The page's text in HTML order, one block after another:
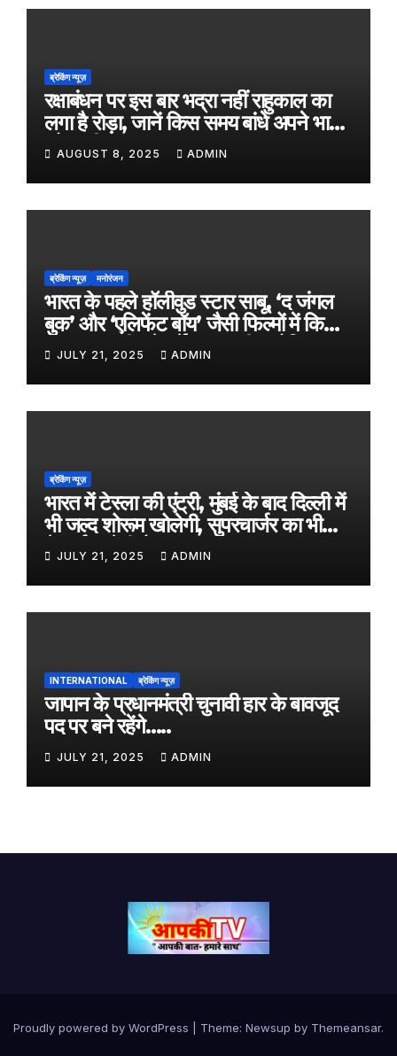
ब्रेकिंग न्यूज़
रक्षाबंधन पर इस बार भद्रा नहीं राहुकाल का
लगा है रोड़ा, जानें किस समय बांधे अपने भाई
को राखी
AUGUST 8, 2025 ADMIN
ब्रेकिंग न्यूज़ मनोरंजन
भारत के पहले हॉलीवुड स्टार साबू, ‘द जंगल
बुक’ और ‘एलिफेंट बॉय’ जैसी फिल्मों में किया
काम, जल्द ही बड़े पर्दे पर आएगी बायोपिक
JULY 21, 2025 ADMIN
ब्रेकिंग न्यूज़
भारत में टेस्ला की एंट्री, मुंबई के बाद दिल्ली में
भी जल्द शोरूम खोलेगी, सुपरचार्जर का भी
नेटवर्क करेगी तैयार
JULY 21, 2025 ADMIN
INTERNATIONAL ब्रेकिंग न्यूज़
जापान के प्रधानमंत्री चुनावी हार के बावजूद
पद पर बने रहेंगे…..
JULY 21, 2025 ADMIN
Proudly powered by WordPress Theme: Newsup by Themeansar.